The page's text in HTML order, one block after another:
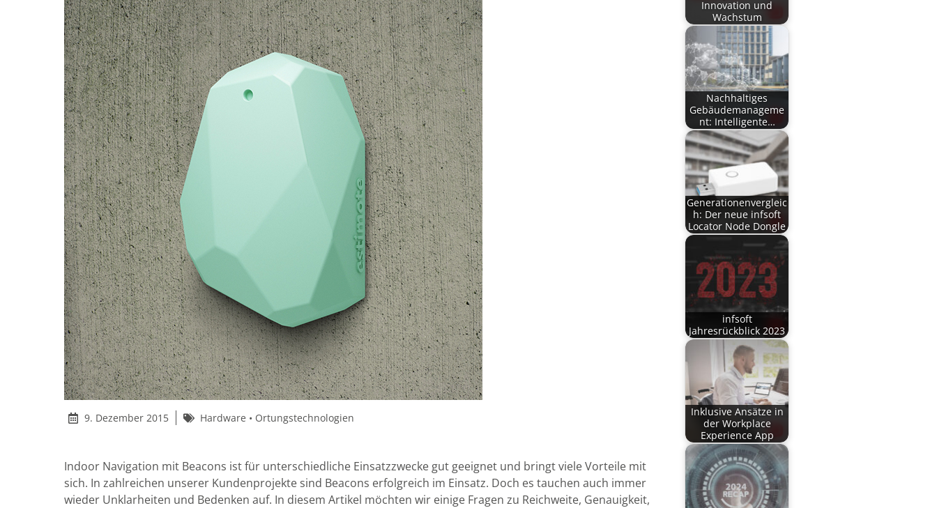
9. Dezember 2015 Hardware • Ortungstechnologien
Indoor Navigation mit Beacons ist für unterschiedliche Einsatzzwecke gut geeignet und bringt viele Vorteile mit
sich. In zahlreichen unserer Kundenprojekte sind Beacons erfolgreich im Einsatz. Doch es tauchen auch immer
wieder Unklarheiten und Bedenken auf. In diesem Artikel möchten wir einige Fragen zu Reichweite, Genauigkeit,
Innovation und
Wachstum
Nachhaltiges
Gebäudemanageme
nt: Intelligente…
Generationenvergleic
h: Der neue infsoft
Locator Node Dongle
infsoft
Jahresrückblick 2023
Inklusive Ansätze in
der Workplace
Experience App